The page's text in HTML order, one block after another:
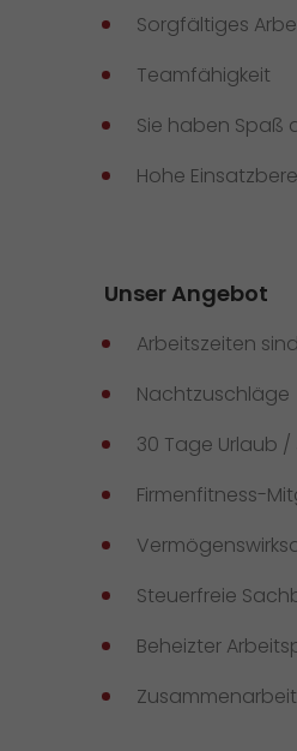
Sorgfältiges
Teamfähigkeit
Sie haben Spaß
Hohe
Unser Angebot
Arbeitszeiten
Nachtzuschläge
30 Tage Urlaub
Firmenfitness-
Steuerfreie
Beheizter